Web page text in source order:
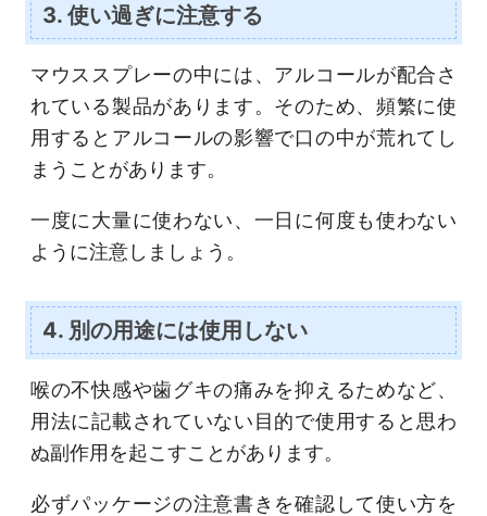
3. 使い過ぎに注意する
マウススプレーの中には、アルコールが配合さ
れている製品があります。そのため、頻繁に使
用するとアルコールの影響で口の中が荒れてし
まうことがあります。
一度に大量に使わない、一日に何度も使わない
ように注意しましょう。
4. 別の用途には使用しない
喉の不快感や歯グキの痛みを抑えるためなど、
用法に記載されていない目的で使用すると思わ
ぬ副作用を起こすことがあります。
必ずパッケージの注意書きを確認して使い方を